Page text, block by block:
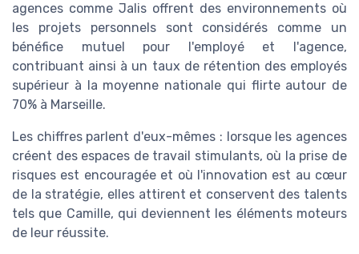
agences comme Jalis offrent des environnements où
les projets personnels sont considérés comme un
bénéfice mutuel pour l'employé et l'agence,
contribuant ainsi à un taux de rétention des employés
supérieur à la moyenne nationale qui flirte autour de
70% à Marseille.
Les chiffres parlent d'eux-mêmes : lorsque les agences
créent des espaces de travail stimulants, où la prise de
risques est encouragée et où l'innovation est au cœur
de la stratégie, elles attirent et conservent des talents
tels que Camille, qui deviennent les éléments moteurs
de leur réussite.